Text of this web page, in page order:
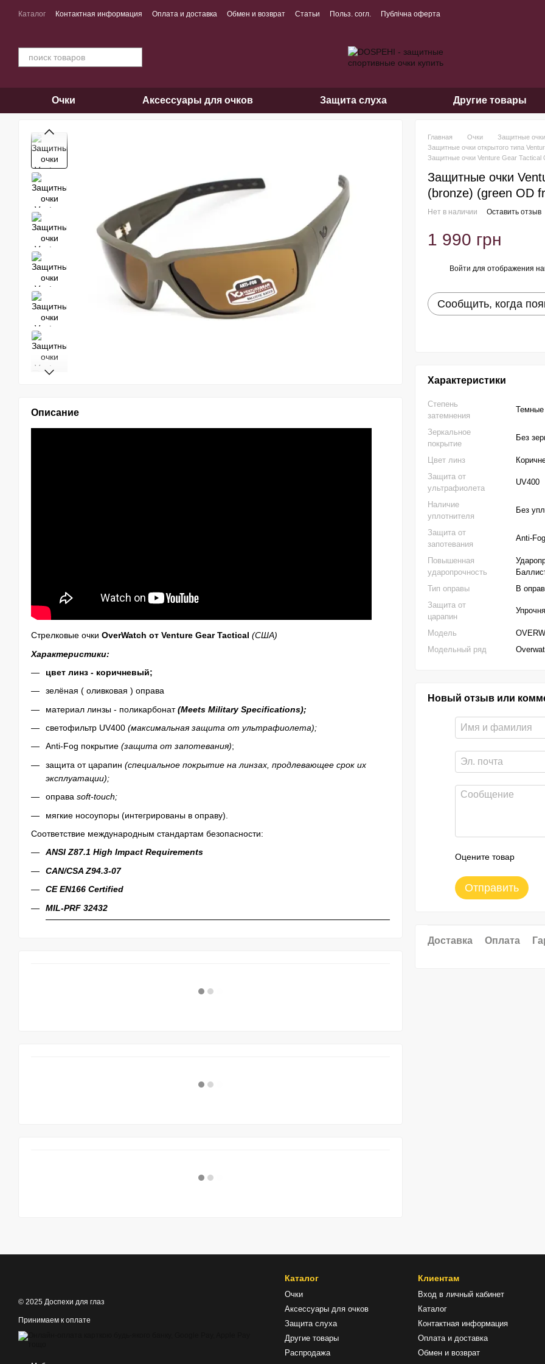
Перейти к основному контенту
Каталог Контактная информация Оплата и доставка Обмен и возврат Статьи Польз. согл. Публічна оферта
Очки Аксессуары для очков Защита слуха Другие товары
Описание
Стрелковые очки OverWatch от Venture Gear Tactical (США)
Характеристики:
цвет линз - коричневый;
зелёная ( оливковая ) оправа
материал линзы - поликарбонат(Meets Military Specifications);
светофильтр UV400 (максимальная защита от ультрафиолета);
Anti-Fog покрытие (защита от запотевания);
защита от царапин (специальное покрытие на линзах, продлевающее срок их
эксплуатации);
оправа soft-touch;
мягкие носоупоры (интегрированы в оправу).
Соответствие международным стандартам безопасности:
ANSI Z87.1 High Impact Requirements
CAN/CSA Z94.3-07
CE EN166 Certified
MIL-PRF 32432
Главная Очки Защитные очки
Защитные очки открытого типа
Защитные очки Venture Gear
Защитные очки
(bronze) (green OD
Нет в наличии Оставить отзыв
1 990 грн
Войти для отображения
Сообщить, когда
Характеристики
Степень
затемнения
Темные
Зеркальное
покрытие
Без
Цвет линз
Защита от
ультрафиолета
UV400
Наличие
уплотнителя
Без
Защита от
запотевания
Anti-
Повышенная
ударопрочность
Тип оправы
В
Защита от
царапин
Модель
Модельный ряд
Новый отзыв или
Оцените товар
Отправить
Доставка Оплата
© 2025 Доспехи для глаз
Принимаем к оплате
Каталог
Очки
Аксессуары для очков
Защита слуха
Другие товары
Распродажа
Клиентам
Вход в личный кабинет
Каталог
Контактная информация
Оплата и доставка
Обмен и возврат